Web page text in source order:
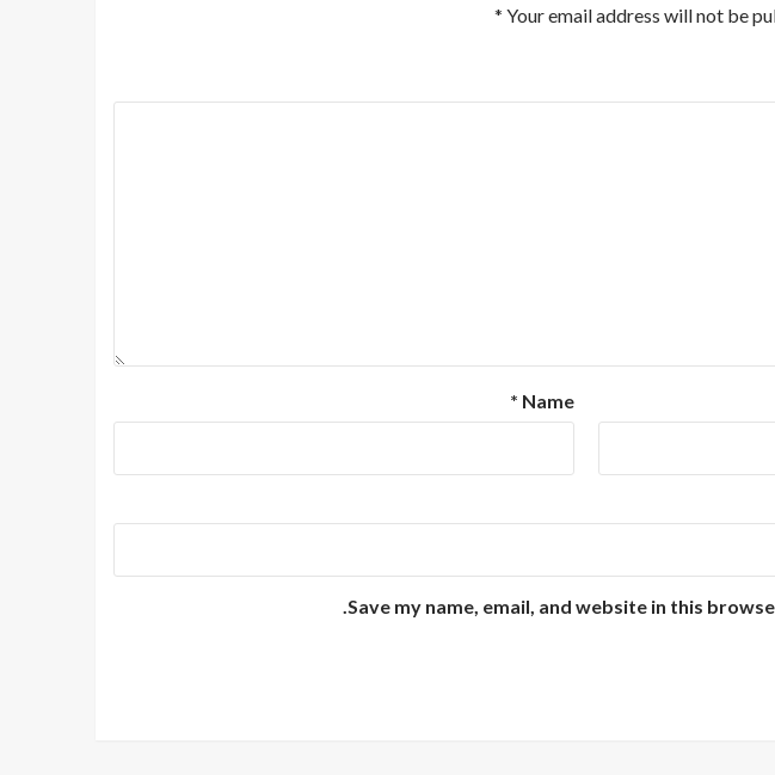
Your email address will not be
*
Name
*
Save my name, email, and website in this